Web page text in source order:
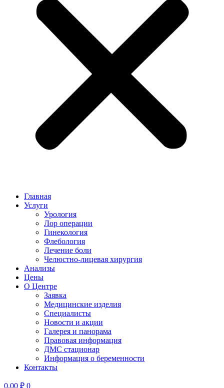
Главная
Услуги
Урология
Лор операции
Гинекология
Флебология
Лечение боли
Челюстно-лицевая хирургия
Анализы
Цены
О Центре
Заявка
Медицинские изделия
Специалисты
Новости и акции
Галерея и панорама
Правовая информация
ДМС стационар
Информация о беременности
Контакты
0,00 ₽ 0